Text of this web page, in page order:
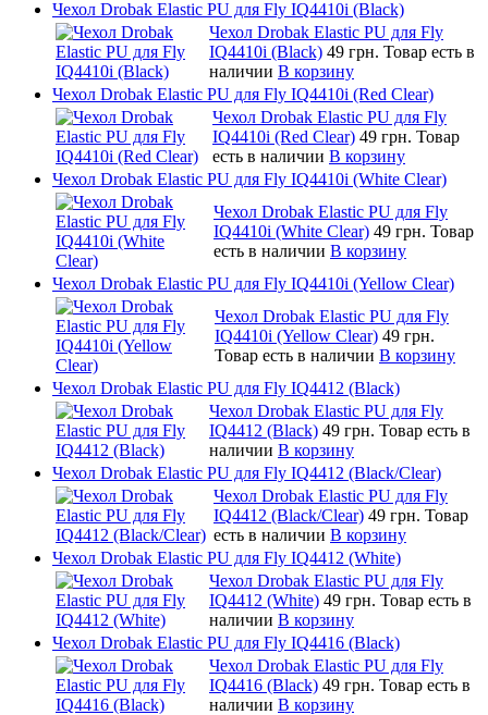
Чехол Drobak Elastic PU для Fly IQ4410i (Black)
Чехол Drobak Elastic PU для Fly
IQ4410i (Black) 49 грн. Товар есть в
наличии В корзину
Чехол Drobak Elastic PU для Fly IQ4410i (Red Clear)
Чехол Drobak Elastic PU для Fly
IQ4410i (Red Clear) 49 грн. Товар
есть в наличии В корзину
Чехол Drobak Elastic PU для Fly IQ4410i (White Clear)
Чехол Drobak Elastic PU для Fly
IQ4410i (White Clear) 49 грн. Товар
есть в наличии В корзину
Чехол Drobak Elastic PU для Fly IQ4410i (Yellow Clear)
Чехол Drobak Elastic PU для Fly
IQ4410i (Yellow Clear) 49 грн.
Товар есть в наличии В корзину
Чехол Drobak Elastic PU для Fly IQ4412 (Black)
Чехол Drobak Elastic PU для Fly
IQ4412 (Black) 49 грн. Товар есть в
наличии В корзину
Чехол Drobak Elastic PU для Fly IQ4412 (Black/Clear)
Чехол Drobak Elastic PU для Fly
IQ4412 (Black/Clear) 49 грн. Товар
есть в наличии В корзину
Чехол Drobak Elastic PU для Fly IQ4412 (White)
Чехол Drobak Elastic PU для Fly
IQ4412 (White) 49 грн. Товар есть в
наличии В корзину
Чехол Drobak Elastic PU для Fly IQ4416 (Black)
Чехол Drobak Elastic PU для Fly
IQ4416 (Black) 49 грн. Товар есть в
наличии В корзину